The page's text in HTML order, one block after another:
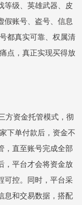
等级、英雄武器、皮
假账号、盗号、信息
都真实可靠、权属清
点，真正实现买得放
方资金托管模式，彻
下单付款后，资金不
，直至账号完成全部
，平台才会将资金放
可控。同时，平台采
息和交易数据，搭配